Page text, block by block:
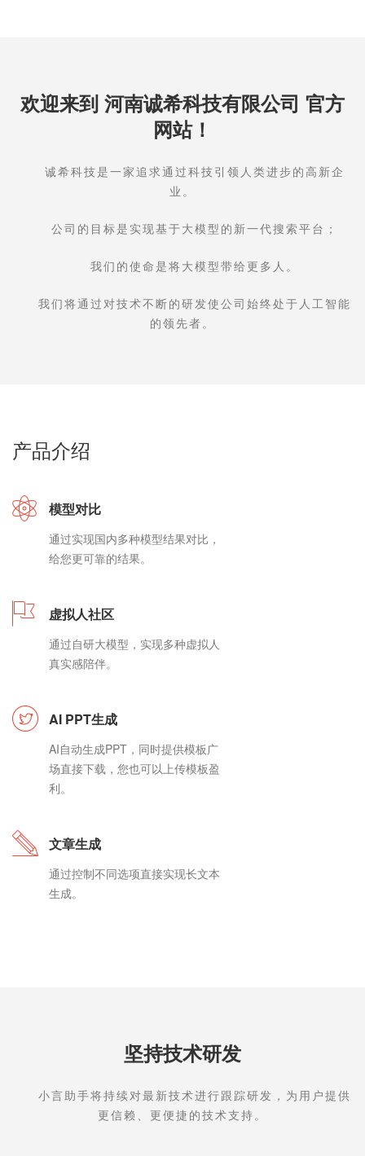
欢迎来到 河南诚希科技有限公司 官方
网站！
诚希科技是一家追求通过科技引领人类进步的高新企
业。
公司的目标是实现基于大模型的新一代搜索平台；
我们的使命是将大模型带给更多人。
我们将通过对技术不断的研发使公司始终处于人工智能
的领先者。
产品介绍
模型对比
通过实现国内多种模型结果对比，
给您更可靠的结果。
虚拟人社区
通过自研大模型，实现多种虚拟人
真实感陪伴。
AI PPT生成
AI自动生成PPT，同时提供模板广
场直接下载，您也可以上传模板盈
利。
文章生成
通过控制不同选项直接实现长文本
生成。
坚持技术研发
小言助手将持续对最新技术进行跟踪研发，为用户提供
更信赖、更便捷的技术支持。